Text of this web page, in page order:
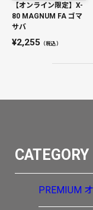
【オンライン限定】X-
80 MAGNUM FA ゴマ
サバ
2,255 （税込）
CATEGORY
PREMIUM